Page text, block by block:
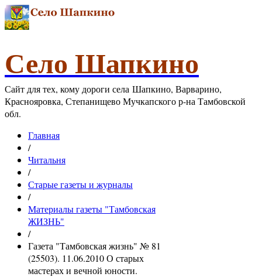
Село Шапкино
Сайт для тех, кому дороги села Шапкино, Варварино,
Краснояровка, Степанищево Мучкапского р-на Тамбовской
обл.
Главная
/
Читальня
/
Старые газеты и журналы
/
Материалы газеты "Тамбовская
ЖИЗНЬ"
/
Газета "Тамбовская жизнь" № 81
(25503). 11.06.2010 О старых
мастерах и вечной юности.